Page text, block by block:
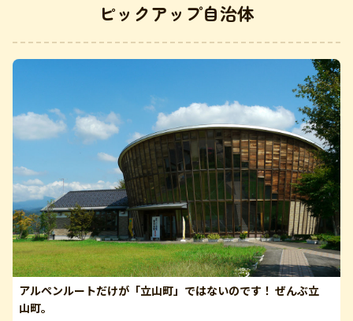
ピックアップ自治体
アルペンルートだけが「立山町」ではないのです！ ぜんぶ立
山町。